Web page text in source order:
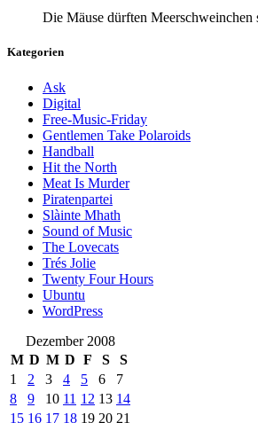
Die Mäuse dürften Meerschweinchen
Kategorien
Ask
Digital
Free-Music-Friday
Gentlemen Take Polaroids
Handball
Hit the North
Meat Is Murder
Piratenpartei
Slàinte Mhath
Sound of Music
The Lovecats
Trés Jolie
Twenty Four Hours
Ubuntu
WordPress
Dezember 2008
M D M D F S
S
1
2 3 4 5 6
7
8
9 10 11 12 13 14
15 16 17 18 19 20 21